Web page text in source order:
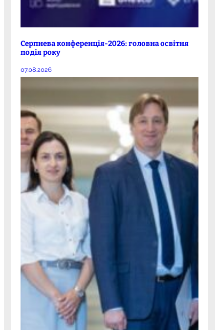
Серпнева конференція-2026: головна освітня
подія року
07.08.2026